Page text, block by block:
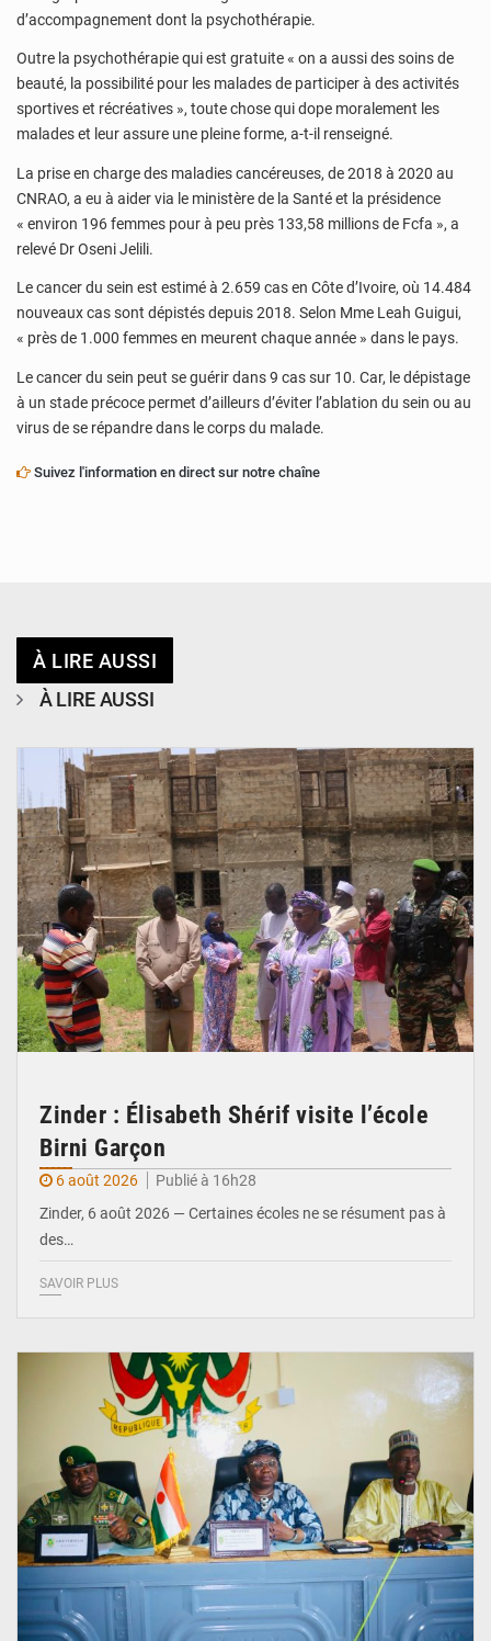
d’accompagnement dont la psychothérapie.
Outre la psychothérapie qui est gratuite « on a aussi des soins de
beauté, la possibilité pour les malades de participer à des activités
sportives et récréatives », toute chose qui dope moralement les
malades et leur assure une pleine forme, a-t-il renseigné.
La prise en charge des maladies cancéreuses, de 2018 à 2020 au
CNRAO, a eu à aider via le ministère de la Santé et la présidence
« environ 196 femmes pour à peu près 133,58 millions de Fcfa », a
relevé Dr Oseni Jelili.
Le cancer du sein est estimé à 2.659 cas en Côte d’Ivoire, où 14.484
nouveaux cas sont dépistés depuis 2018. Selon Mme Leah Guigui,
« près de 1.000 femmes en meurent chaque année » dans le pays.
Le cancer du sein peut se guérir dans 9 cas sur 10. Car, le dépistage
à un stade précoce permet d’ailleurs d’éviter l’ablation du sein ou au
virus de se répandre dans le corps du malade.
Suivez l'information en direct sur notre chaîne
À LIRE AUSSI
À LIRE AUSSI
Zinder : Élisabeth Shérif visite l’école
Birni Garçon
6 août 2026
Publié à 16h28
Zinder, 6 août 2026 — Certaines écoles ne se résument pas à
des…
SAVOIR PLUS